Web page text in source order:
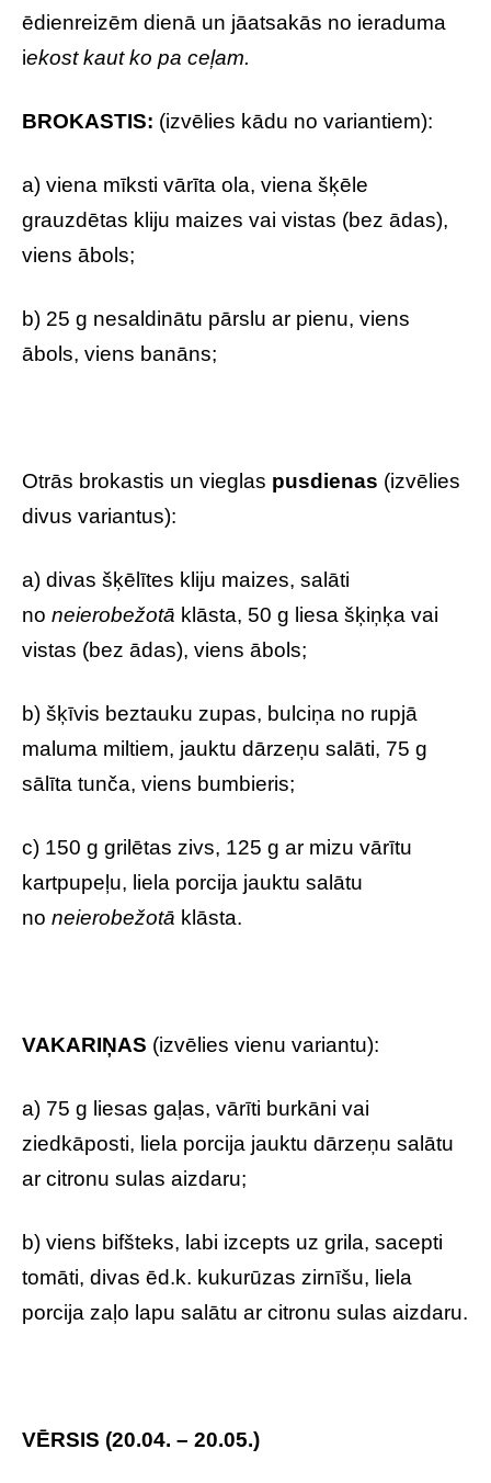
ēdienreizēm dienā un jāatsakās no ieraduma
iekost kaut ko pa ceļam.
BROKASTIS: (izvēlies kādu no variantiem):
a) viena mīksti vārīta ola, viena šķēle
grauzdētas kliju maizes vai vistas (bez ādas),
viens ābols;
b) 25 g nesaldinātu pārslu ar pienu, viens
ābols, viens banāns;
Otrās brokastis un vieglas pusdienas (izvēlies
divus variantus):
a) divas šķēlītes kliju maizes, salāti
no neierobežotā klāsta, 50 g liesa šķiņķa vai
vistas (bez ādas), viens ābols;
b) šķīvis beztauku zupas, bulciņa no rupjā
maluma miltiem, jauktu dārzeņu salāti, 75 g
sālīta tunča, viens bumbieris;
c) 150 g grilētas zivs, 125 g ar mizu vārītu
kartpupeļu, liela porcija jauktu salātu
no neierobežotā klāsta.
VAKARIŅAS (izvēlies vienu variantu):
a) 75 g liesas gaļas, vārīti burkāni vai
ziedkāposti, liela porcija jauktu dārzeņu salātu
ar citronu sulas aizdaru;
b) viens bifšteks, labi izcepts uz grila, sacepti
tomāti, divas ēd.k. kukurūzas zirnīšu, liela
porcija zaļo lapu salātu ar citronu sulas aizdaru.
VĒRSIS (20.04. – 20.05.)